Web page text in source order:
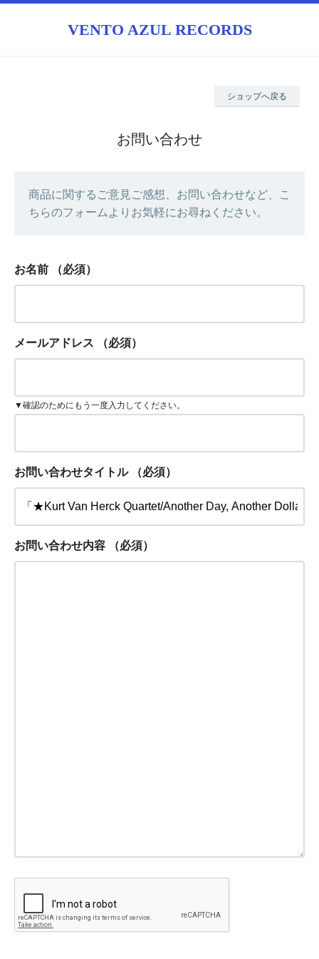
VENTO AZUL RECORDS
ショップへ戻る
お問い合わせ
商品に関するご意見ご感想、お問い合わせなど、こ
ちらのフォームよりお気軽にお尋ねください。
お名前 （必須）
メールアドレス （必須）
▼確認のためにもう一度入力してください。
お問い合わせタイトル （必須）
お問い合わせ内容 （必須）